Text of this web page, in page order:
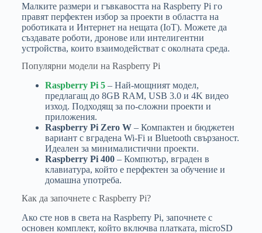
Малките размери и гъвкавостта на Raspberry Pi го
правят перфектен избор за проекти в областта на
роботиката и Интернет на нещата (IoT). Можете да
създавате роботи, дронове или интелигентни
устройства, които взаимодействат с околната среда.
Популярни модели на Raspberry Pi
Raspberry Pi 5– Най-мощният модел,
предлагащ до 8GB RAM, USB 3.0 и 4K видео
изход. Подходящ за по-сложни проекти и
приложения.
Raspberry Pi Zero W– Компактен и бюджетен
вариант с вградена Wi-Fi и Bluetooth свързаност.
Идеален за минималистични проекти.
Raspberry Pi 400– Компютър, вграден в
клавиатура, който е перфектен за обучение и
домашна употреба.
Как да започнете с Raspberry Pi?
Ако сте нов в света на Raspberry Pi, започнете с
основен комплект, който включва платката, microSD